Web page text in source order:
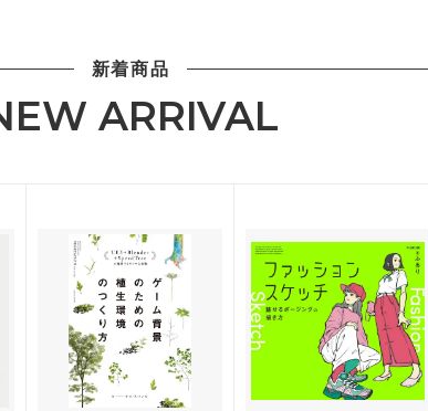
新着商品
ARRIVAL